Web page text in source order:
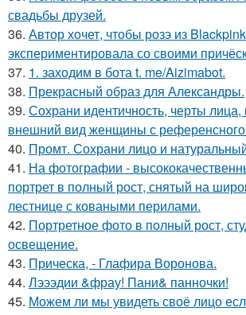
свадьбы друзей.
36. Автор хочет, чтобы розэ из
экспериментировала со своими
37. 1. заходим в бота t. me/Aizimabot.
38. Прекрасный образ для Александры.
39. Сохрани идентичность, черты
внешний вид женщины с
40. Промт. Сохрани лицо и
41. На фотографии -
портрет в полный рост, снятый на
лестнице с коваными перилами.
42. Портретное фото в полный рост,
освещение.
43. Прическа, - Глафира Воронова.
44. Лэээдии &фрау! Пани& панночки!
45. Можем ли мы увидеть своё лицо